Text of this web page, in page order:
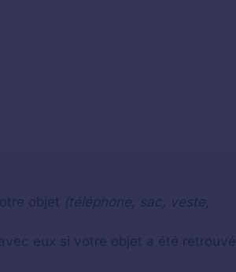
objet (téléphone, sac, veste,
eux si votre objet a été retrouvé